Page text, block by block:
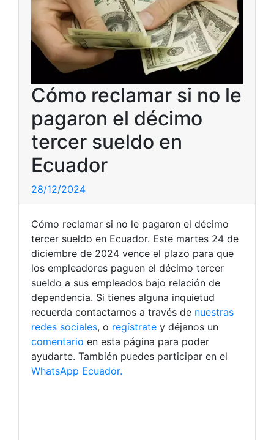
Cómo reclamar si no le
pagaron el décimo
tercer sueldo en
Ecuador
28/12/2024
Cómo reclamar si no le pagaron el décimo
tercer sueldo en Ecuador. Este martes 24 de
diciembre de 2024 vence el plazo para que
los empleadores paguen el décimo tercer
sueldo a sus empleados bajo relación de
dependencia. Si tienes alguna inquietud
recuerda contactarnos a través de nuestras
redes sociales, o regístrate y déjanos un
comentario en esta página para poder
ayudarte. También puedes participar en el
WhatsApp Ecuador.